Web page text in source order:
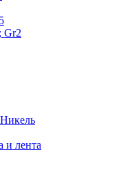
Gr2
и лента